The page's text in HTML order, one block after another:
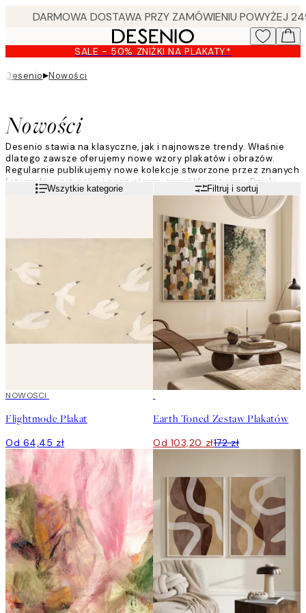
content.
SALE - 50% ZNIŻKI NA PLAKATY*
Desenio▸Nowości
Nowości
Desenio stawia na klasyczne, jak i najnowsze trendy. Właśnie
dlatego zawsze oferujemy nowe wzory plakatów i obrazów.
Regularnie publikujemy nowe kolekcje stworzone przez znanych
fotografów, artystów i nasz własny zespół kreatywny. Dzięki
temu możesz zmieniać wygląd swojego domu w zależności od
Czytaj więcejWszytkie kategorie Filtruj i sortuj
NOWOSCI
Flightmode Plakat
Od 64,45 zł
Earth Toned Zestaw Plakatów
Od 103,20 zł172 zł